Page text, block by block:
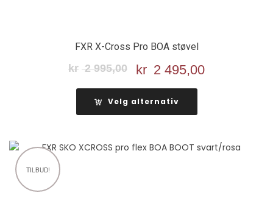
FXR X-Cross Pro BOA støvel
kr 2 995,00
Opprinnelig
pris
var:
kr 2
kr 2 495,00Nåværende
Velg alternativ
TILBUD!